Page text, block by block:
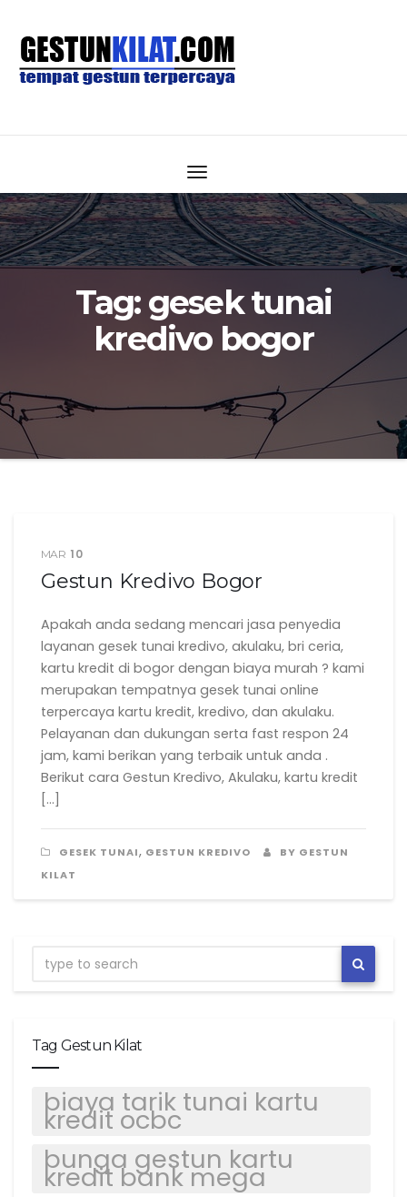
Tag: gesek tunai
kredivo bogor
MAR 10
Gestun Kredivo Bogor
Apakah anda sedang mencari jasa penyedia
layanan gesek tunai kredivo, akulaku, bri ceria,
kartu kredit di bogor dengan biaya murah ? kami
merupakan tempatnya gesek tunai online
terpercaya kartu kredit, kredivo, dan akulaku.
Pelayanan dan dukungan serta fast respon 24
jam, kami berikan yang terbaik untuk anda .
Berikut cara Gestun Kredivo, Akulaku, kartu kredit
[…]
GESEK TUNAI, GESTUN KREDIVO
BY GESTUN
KILAT
Tag Gestun Kilat
biaya tarik tunai kartu
kredit ocbc
bunga gestun kartu
kredit bank mega